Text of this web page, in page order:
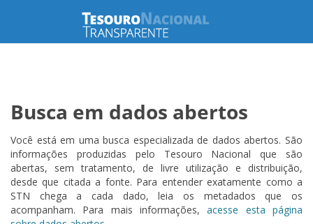
Busca em dados abertos
Você está em uma busca especializada de dados abertos. São
informações produzidas pelo Tesouro Nacional que são
abertas, sem tratamento, de livre utilização e distribuição,
desde que citada a fonte. Para entender exatamente como a
STN chega a cada dado, leia os metadados que os
acompanham. Para mais informações,acesse esta página